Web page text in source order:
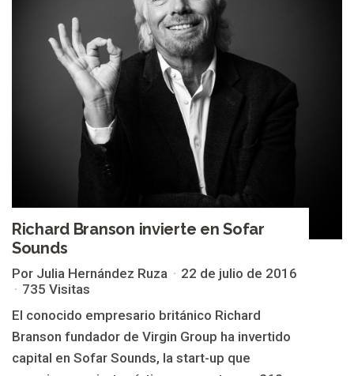
Richard Branson invierte en Sofar
Sounds
Por Julia Hernández Ruza
22 de julio de 2016
735 Visitas
El conocido empresario británico Richard
Branson fundador de Virgin Group ha invertido
capital en Sofar Sounds, la start-up que